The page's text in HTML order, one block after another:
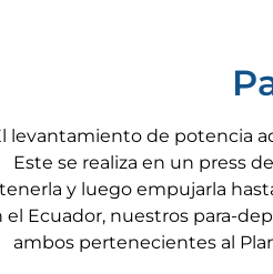
levantamiento de potencia
Este se realiza en un press
y luego empujarla
el Ecuador, nuestros para-
ambos pertenecientes al